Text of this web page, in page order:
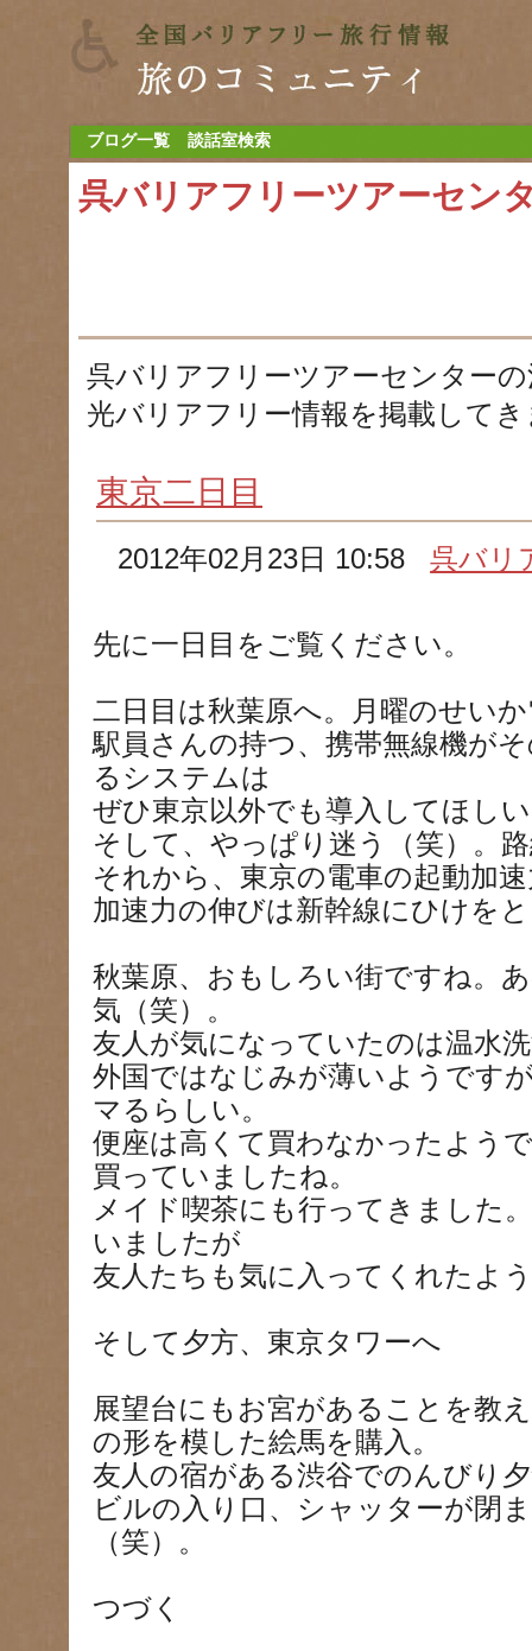
ブログ一覧 談話室検索
呉バリアフリーツアーセン
呉バリアフリーツアーセンター
光バリアフリー情報を掲載して
東京二日目
2012年02月23日 10:58呉バリ
先に一日目をご覧ください。
二日目は秋葉原へ。月曜のせい
駅員さんの持つ、携帯無線機が
るシステムは
ぜひ東京以外でも導入してほし
そして、やっぱり迷う（笑）。
それから、東京の電車の起動加
加速力の伸びは新幹線にひけを
秋葉原、おもしろい街ですね。
気（笑）。
友人が気になっていたのは温水
外国ではなじみが薄いようです
マるらしい。
便座は高くて買わなかったよう
買っていましたね。
メイド喫茶にも行ってきました
いましたが
友人たちも気に入ってくれたよ
そして夕方、東京タワーへ
展望台にもお宮があることを教
の形を模した絵馬を購入。
友人の宿がある渋谷でのんびり
ビルの入り口、シャッターが閉
（笑）。
つづく